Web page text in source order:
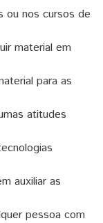
ou nos cursos de
material em
para as
atitudes
auxiliar as
pessoa com